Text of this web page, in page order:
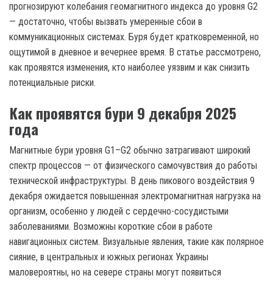
прогнозируют колебания геомагнитного индекса до уровня G2
— достаточно, чтобы вызвать умеренные сбои в
коммуникационных системах. Буря будет кратковременной, но
ощутимой в дневное и вечернее время. В статье рассмотрено,
как проявятся изменения, кто наиболее уязвим и как снизить
потенциальные риски.
Как проявятся бури 9 декабря 2025
года
Магнитные бури уровня G1–G2 обычно затрагивают широкий
спектр процессов — от физического самочувствия до работы
технической инфраструктуры. В день пикового воздействия 9
декабря ожидается повышенная электромагнитная нагрузка на
организм, особенно у людей с сердечно-сосудистыми
заболеваниями. Возможны короткие сбои в работе
навигационных систем. Визуальные явления, такие как полярное
сияние, в центральных и южных регионах Украины
маловероятны, но на севере страны могут появиться